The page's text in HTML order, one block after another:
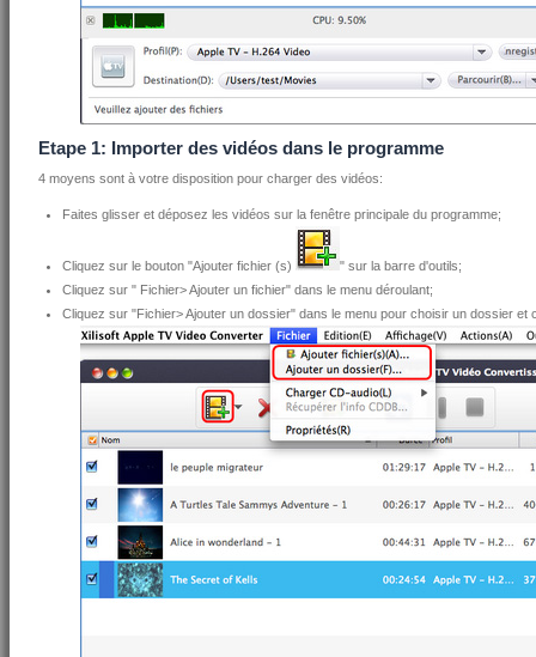
Etape 1: Importer des vidéos dans le programme
4 moyens sont à votre disposition pour charger des vidéos:
Faites glisser et déposez les vidéos sur la fenêtre principale du programme;
Cliquez sur le bouton "Ajouter fichier (s)
" sur la barre d'outils;
Cliquez sur " Fichier> Ajouter un fichier" dans le menu déroulant;
Cliquez sur "Fichier> Ajouter un dossier" dans le menu pour choisir un dossier